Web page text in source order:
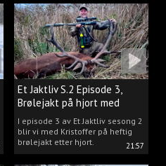
21:57
Et Jaktliv S.2 Episode 3,
Brølejakt på hjort med
Kristoffer Clausen
I episode 3 av Et Jaktliv sesong 2
blir vi med Kristoffer på heftig
brølejakt etter hjort.